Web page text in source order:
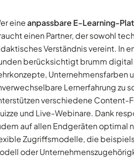
eineanpassbare E-Learning-
einen Partner, der sowohl
Verständnis vereint. In
berücksichtigt brumm
Unternehmensfarben
Lernerfahrung zu
verschiedene Content-
und Live-Webinare. Dank
auf allen Endgeräten optimal
Zugriffsmodelle, die
oder